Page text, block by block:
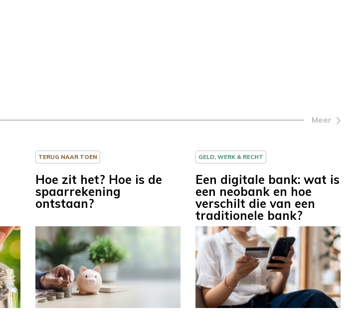
Meer
TERUG NAAR TOEN
Hoe zit het? Hoe is de
spaarrekening
ontstaan?
GELD, WERK & RECHT
Een digitale bank: wat is
een neobank en hoe
verschilt die van een
traditionele bank?